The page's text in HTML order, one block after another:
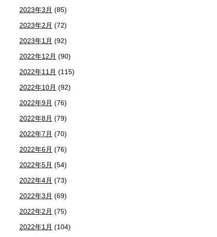
2023年3月 (85)
2023年2月 (72)
2023年1月 (92)
2022年12月 (90)
2022年11月 (115)
2022年10月 (92)
2022年9月 (76)
2022年8月 (79)
2022年7月 (70)
2022年6月 (76)
2022年5月 (54)
2022年4月 (73)
2022年3月 (69)
2022年2月 (75)
2022年1月 (104)